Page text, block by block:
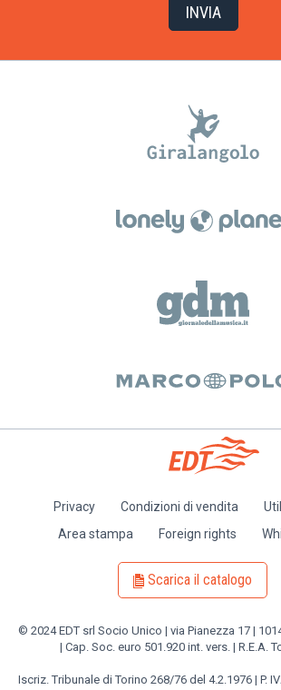
Privacy Condizioni di vendita
Area stampa
Foreign rights
Scarica il catalogo
© 2024 EDT srl Socio Unico | via Pianezza 17 |
| Cap. Soc. euro 501.920 int. vers. | R.E.A.
Iscriz. Tribunale di Torino 268/76 del 4.2.1976 | P.